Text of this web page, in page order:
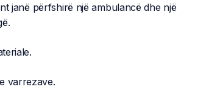
janë përfshirë një ambulancë dhe një
varrezave.